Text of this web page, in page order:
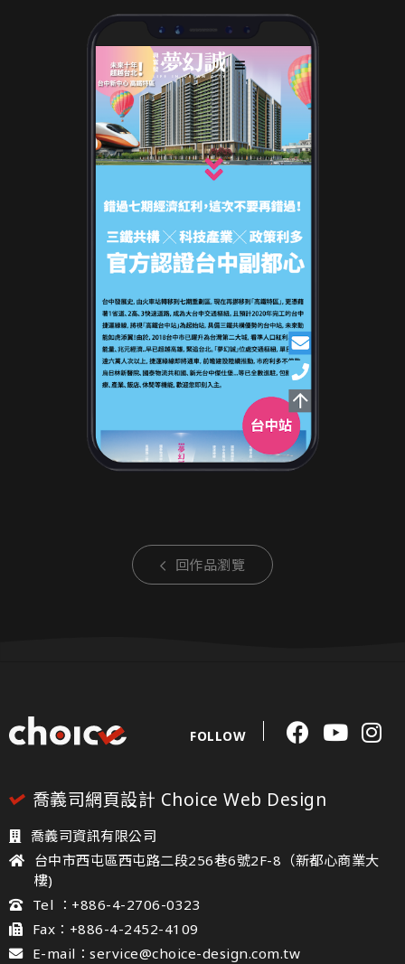
回作品瀏覽
FOLLOW
喬義司網頁設計 Choice Web Design
喬義司資訊有限公司
台中市西屯區西屯路二段256巷6號2F-8（新都心商業大
樓)
Tel ：+886-4-2706-0323
Fax：+886-4-2452-4109
E-mail：service@choice-design.com.tw